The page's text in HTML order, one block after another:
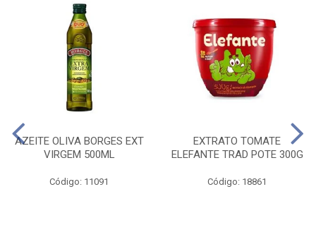
AZEITE OLIVA BORGES EXT
VIRGEM 500ML
Código: 11091
EXTRATO TOMATE
ELEFANTE TRAD POTE 300G
Código: 18861